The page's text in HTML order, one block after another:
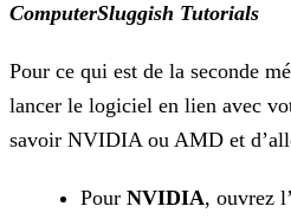
ComputerSluggish Tutorials
Pour ce qui est de la seconde
lancer le logiciel en lien avec
savoir NVIDIA ou AMD et
Pour NVIDIA, ouvrez